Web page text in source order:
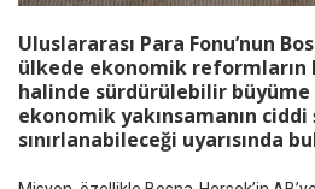
Uluslararası Para Fonu’nun
ülkede ekonomik reformların
halinde sürdürülebilir
ekonomik yakınsamanın
sınırlanabileceği uyarısında